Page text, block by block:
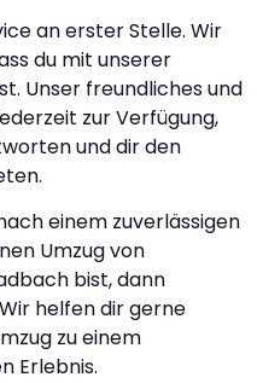
an erster Stelle. Wir
du mit unserer
Unser freundliches und
zur Verfügung,
und dir den
einem zuverlässigen
Umzug von
bist, dann
helfen dir gerne
zu einem
Erlebnis.